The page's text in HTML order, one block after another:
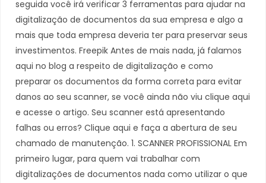
seguida você irá verificar 3 ferramentas para ajudar na
digitalização de documentos da sua empresa e algo a
mais que toda empresa deveria ter para preservar seus
investimentos. Freepik Antes de mais nada, já falamos
aqui no blog a respeito de digitalização e como
preparar os documentos da forma correta para evitar
danos ao seu scanner, se você ainda não viu clique aqui
e acesse o artigo. Seu scanner está apresentando
falhas ou erros? Clique aqui e faça a abertura de seu
chamado de manutenção. 1. SCANNER PROFISSIONAL Em
primeiro lugar, para quem vai trabalhar com
digitalizações de documentos nada como utilizar o que